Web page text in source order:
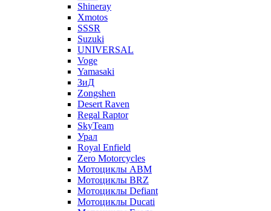
Shineray
Xmotos
SSSR
Suzuki
UNIVERSAL
Voge
Yamasaki
ЗиД
Zongshen
Desert Raven
Regal Raptor
SkyTeam
Урал
Royal Enfield
Zero Motorcycles
Мотоциклы ABM
Мотоциклы BRZ
Мотоциклы Defiant
Мотоциклы Ducati